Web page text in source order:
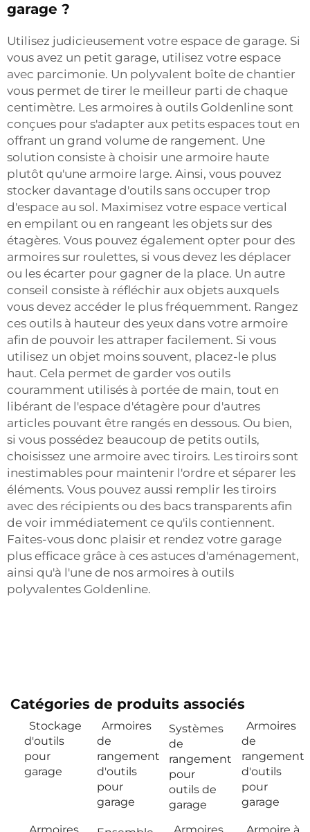
garage ?
Utilisez judicieusement votre espace de garage. Si
vous avez un petit garage, utilisez votre espace
avec parcimonie. Un polyvalent boîte de chantier
vous permet de tirer le meilleur parti de chaque
centimètre. Les armoires à outils Goldenline sont
conçues pour s'adapter aux petits espaces tout en
offrant un grand volume de rangement. Une
solution consiste à choisir une armoire haute
plutôt qu'une armoire large. Ainsi, vous pouvez
stocker davantage d'outils sans occuper trop
d'espace au sol. Maximisez votre espace vertical
en empilant ou en rangeant les objets sur des
étagères. Vous pouvez également opter pour des
armoires sur roulettes, si vous devez les déplacer
ou les écarter pour gagner de la place. Un autre
conseil consiste à réfléchir aux objets auxquels
vous devez accéder le plus fréquemment. Rangez
ces outils à hauteur des yeux dans votre armoire
afin de pouvoir les attraper facilement. Si vous
utilisez un objet moins souvent, placez-le plus
haut. Cela permet de garder vos outils
couramment utilisés à portée de main, tout en
libérant de l'espace d'étagère pour d'autres
articles pouvant être rangés en dessous. Ou bien,
si vous possédez beaucoup de petits outils,
choisissez une armoire avec tiroirs. Les tiroirs sont
inestimables pour maintenir l'ordre et séparer les
éléments. Vous pouvez aussi remplir les tiroirs
avec des récipients ou des bacs transparents afin
de voir immédiatement ce qu'ils contiennent.
Faites-vous donc plaisir et rendez votre garage
plus efficace grâce à ces astuces d'aménagement,
ainsi qu'à l'une de nos armoires à outils
polyvalentes Goldenline.
Catégories de produits associés
Stockage
d'outils
pour
garage
Armoires
de
rangement
d'outils
pour
garage
Systèmes
de
rangement
pour
outils de
garage
Armoires
de
rangement
d'outils
pour
garage